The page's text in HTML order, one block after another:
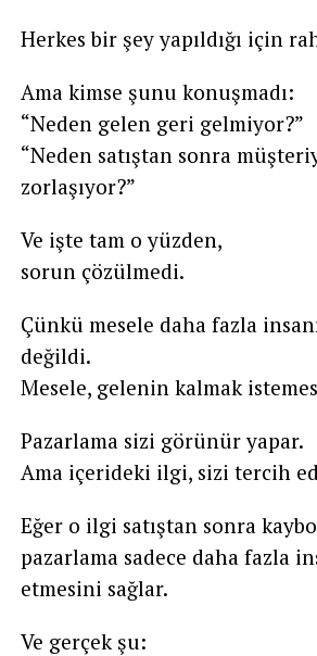
Herkes bir şey yapıldığı için
Ama kimse şunu konuşmadı:
“Neden gelen geri gelmiyor?”
“Neden satıştan sonra
zorlaşıyor?”
Ve işte tam o yüzden,
sorun çözülmedi.
Çünkü mesele daha fazla
değildi.
Mesele, gelenin kalmak
Pazarlama sizi görünür yapar.
Ama içerideki ilgi, sizi tercih
Eğer o ilgi satıştan sonra
pazarlama sadece daha fazla
etmesini sağlar.
Ve gerçek şu: